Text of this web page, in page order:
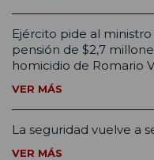
Ejército pide al
pensión de $2,7
homicidio de Romario
VER MÁS
La seguridad vuelve a
VER MÁS